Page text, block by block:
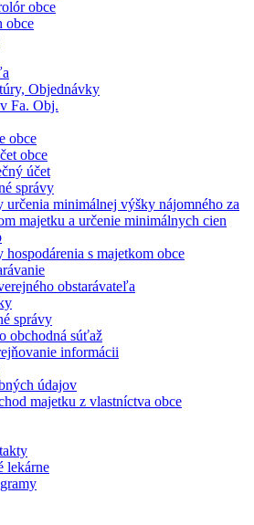
obce
obce
Objednávky
Fa. Obj.
obce
obce
účet
správy
určenia minimálnej výšky nájomného za
majetku a určenie minimálnych cien
hospodárenia s majetkom obce
obstarávateľa
správy
obchodná súťaž
informácii
údajov
majetku z vlastníctva obce
lekárne